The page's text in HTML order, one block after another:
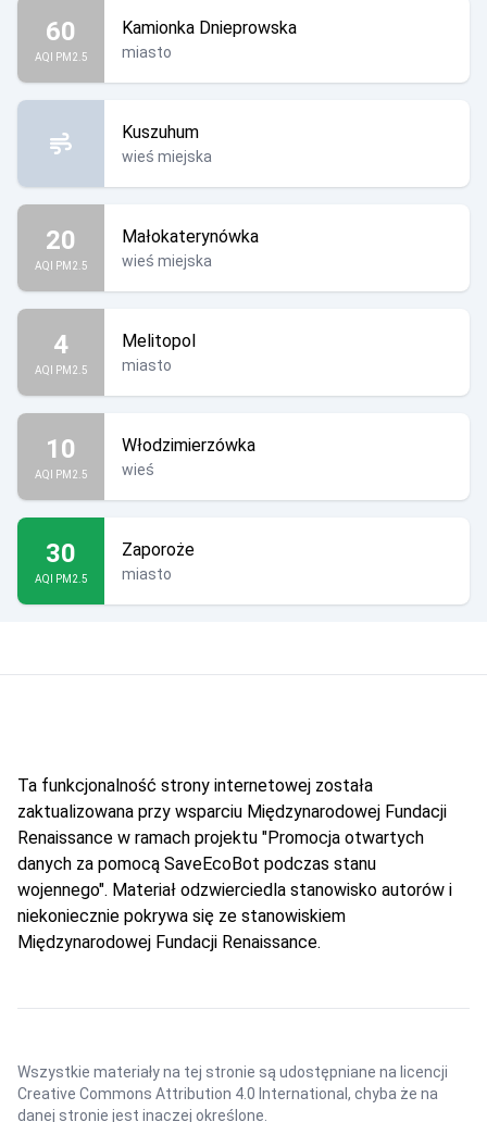
60
AQI PM2.5
Kamionka Dnieprowska
miasto
Kuszuhum
wieś miejska
20
AQI PM2.5
Małokaterynówka
wieś miejska
4
AQI PM2.5
Melitopol
miasto
10
AQI PM2.5
Włodzimierzówka
wieś
30
AQI PM2.5
Zaporoże
miasto
Ta funkcjonalność strony internetowej została
zaktualizowana przy wsparciu Międzynarodowej Fundacji
Renaissance w ramach projektu "Promocja otwartych
danych za pomocą SaveEcoBot podczas stanu
wojennego". Materiał odzwierciedla stanowisko autorów i
niekoniecznie pokrywa się ze stanowiskiem
Międzynarodowej Fundacji Renaissance.
Wszystkie materiały na tej stronie są udostępniane na licencji
Creative Commons Attribution 4.0 International , chyba że na
danej stronie jest inaczej określone.